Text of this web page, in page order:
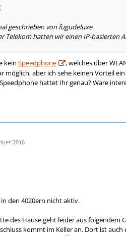
geschrieben von fugudeluxe
Telekom hatten wir einen IP-basierten
kein Speedphone
, welches über
möglich, aber ich sehe keinen Vorteil
hattet Ihr genau? Wäre
2016
in den 4020ern nicht aktiv.
des Hause geht leider aus folgendem
kommt im Keller an. Dort ist